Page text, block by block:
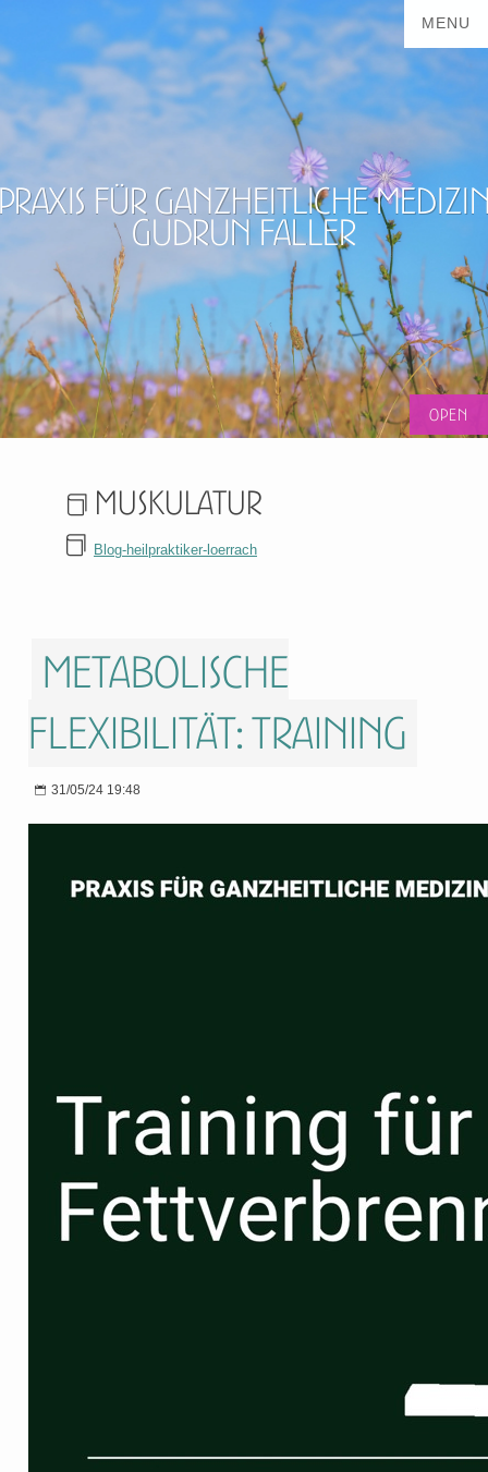
für ganzheitliche
Gudrun Faller
Muskulatur
Blog-heilpraktiker-loerrach
Metabolische
Flexibilität: Training
31/05/24 19:48